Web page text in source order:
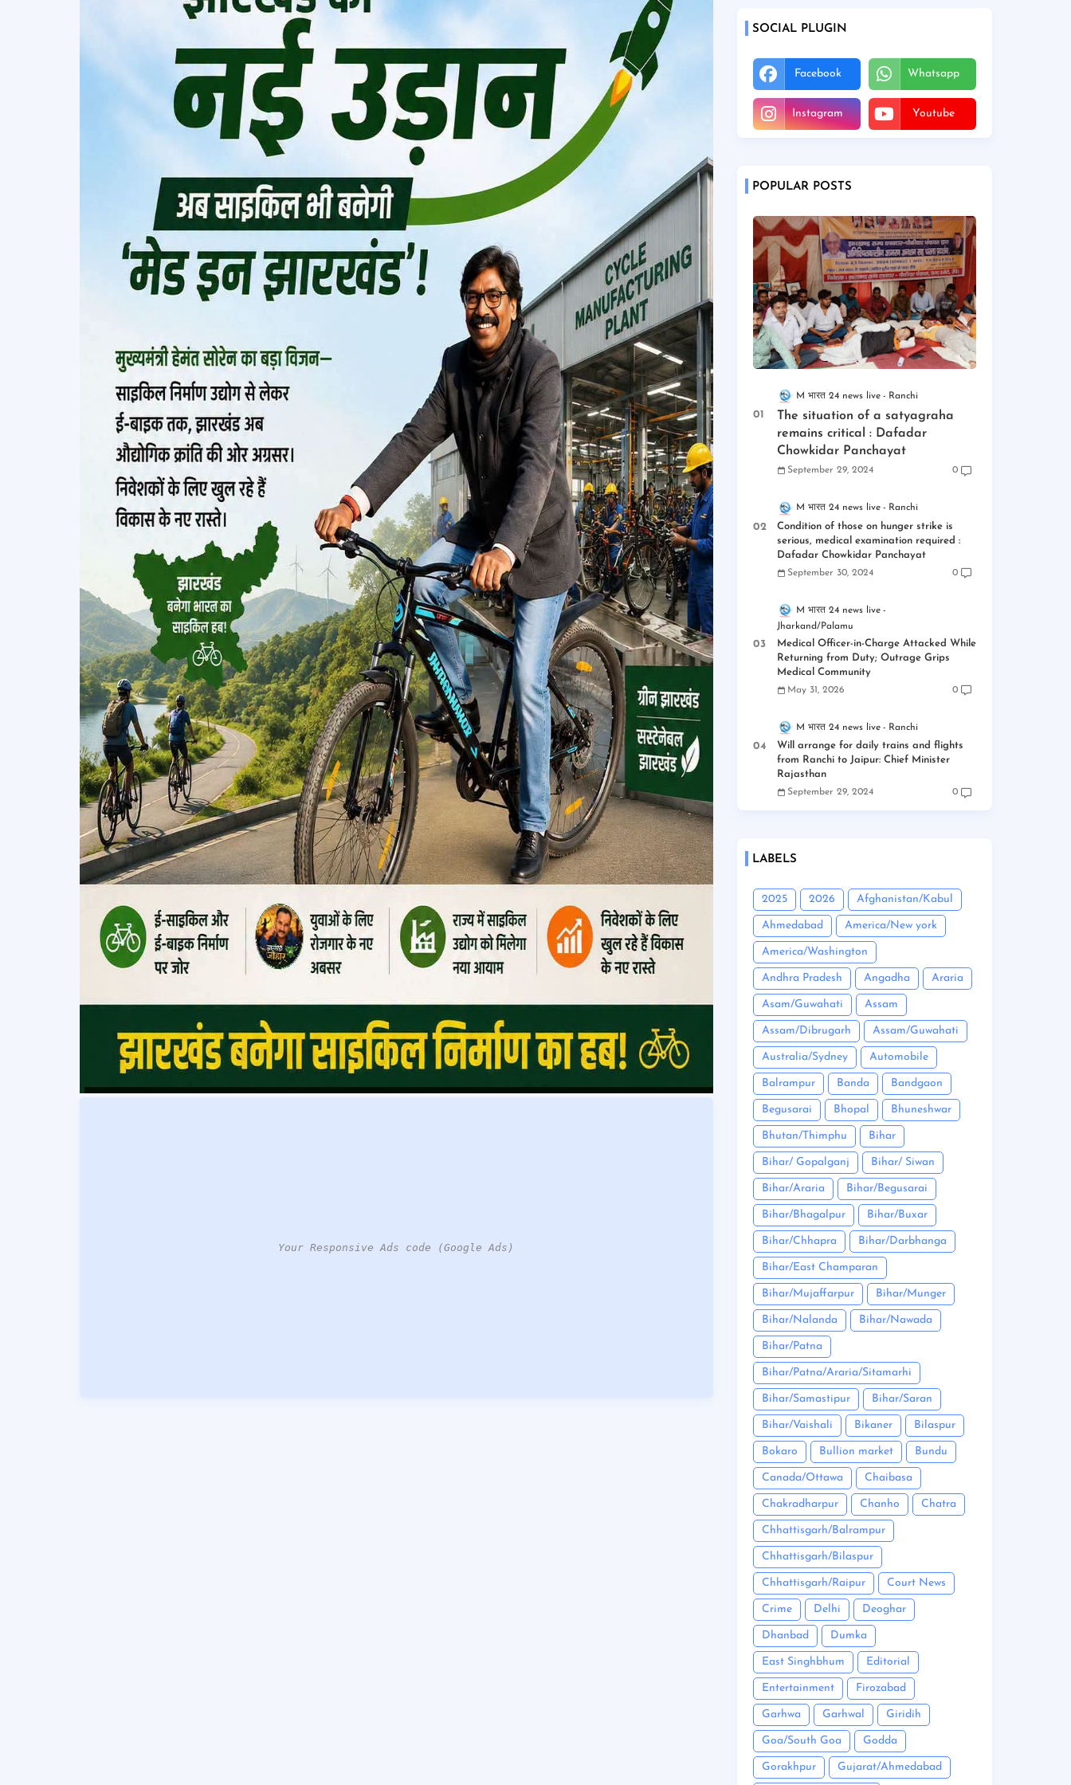
Your Responsive Ads code (Google Ads)
SOCIAL PLUGIN
Facebook Whatsapp
Instagram Youtube
POPULAR POSTS
M भारत 24 news live Ranchi
The situation of a satyagraha
remains critical : Dafadar
Chowkidar Panchayat
September 29, 2024 0
M भारत 24 news live Ranchi
Condition of those on hunger strike is
serious, medical examination required :
Dafadar Chowkidar Panchayat
September 30, 2024 0
M भारत 24 news live
Jharkand/Palamu
Medical Officer-in-Charge Attacked While
Returning from Duty; Outrage Grips
Medical Community
May 31, 2026 0
M भारत 24 news live Ranchi
Will arrange for daily trains and flights
from Ranchi to Jaipur: Chief Minister
Rajasthan
September 29, 2024 0
LABELS
2025 2026 Afghanistan/Kabul
Ahmedabad America/New york
America/Washington
Andhra Pradesh Angadha Araria
Asam/Guwahati Assam
Assam/Dibrugarh Assam/Guwahati
Australia/Sydney Automobile
Balrampur Banda Bandgaon
Begusarai Bhopal Bhuneshwar
Bhutan/Thimphu Bihar
Bihar/ Gopalganj Bihar/ Siwan
Bihar/Araria Bihar/Begusarai
Bihar/Bhagalpur Bihar/Buxar
Bihar/Chhapra Bihar/Darbhanga
Bihar/East Champaran
Bihar/Mujaffarpur Bihar/Munger
Bihar/Nalanda Bihar/Nawada
Bihar/Patna
Bihar/Patna/Araria/Sitamarhi
Bihar/Samastipur Bihar/Saran
Bihar/Vaishali Bikaner Bilaspur
Bokaro Bullion market Bundu
Canada/Ottawa Chaibasa
Chakradharpur Chanho Chatra
Chhattisgarh/Balrampur
Chhattisgarh/Bilaspur
Chhattisgarh/Raipur Court News
Crime Delhi Deoghar
Dhanbad Dumka
East Singhbhum Editorial
Entertainment Firozabad
Garhwa Garhwal Giridih
Goa/South Goa Godda
Gorakhpur Gujarat/Ahmedabad